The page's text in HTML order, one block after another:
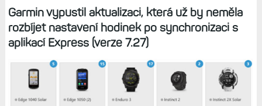
Garmin vypustil aktualizaci, která už by neměla
rozbíjet nastavení hodinek po synchronizaci s
aplikací Express (verze 7.27)